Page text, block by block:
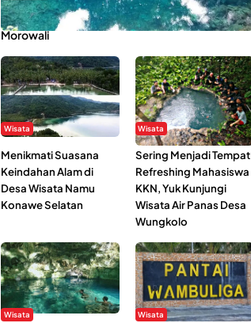
Danau Rebi-Rebi, Pesona Alam Tersembunyi di
Morowali
Wisata
Menikmati Suasana
Keindahan Alam di
Desa Wisata Namu
Konawe Selatan
Wisata
Sering Menjadi Tempat
Refreshing Mahasiswa
KKN, Yuk Kunjungi
Wisata Air Panas Desa
Wungkolo
Wisata Wisata